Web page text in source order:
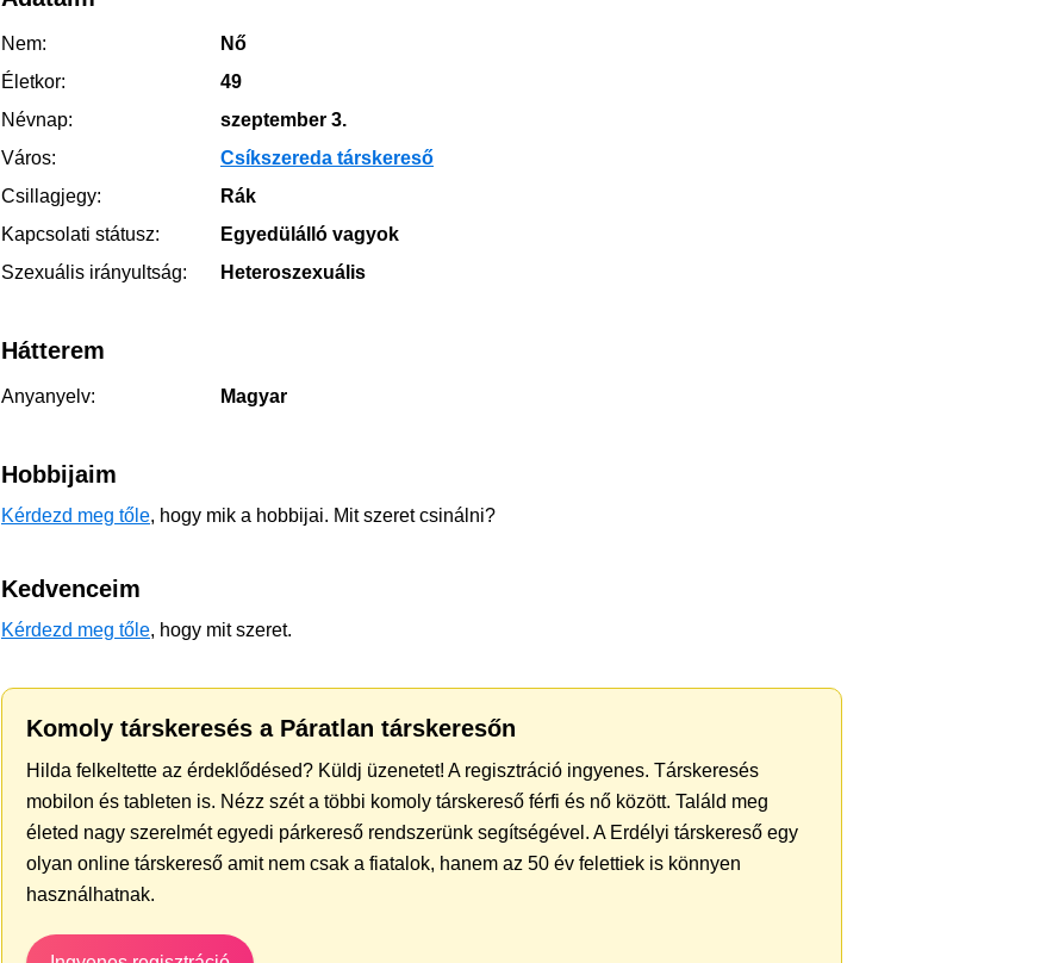
Nem:
Nő
Életkor:
49
Névnap:
szeptember 3.
Város:
Csíkszereda társkereső
Csillagjegy:
Rák
Kapcsolati státusz:
Egyedülálló vagyok
Szexuális irányultság:
Heteroszexuális
Hátterem
Anyanyelv: Magyar
Hobbijaim
Kérdezd meg tőle, hogy mik a hobbijai. Mit szeret csinálni?
Kedvenceim
Kérdezd meg tőle, hogy mit szeret.
Komoly társkeresés a Páratlan társkeresőn
Hilda felkeltette az érdeklődésed? Küldj üzenetet! A regisztráció ingyenes. Társkeresés
mobilon és tableten is. Nézz szét a többi komoly társkereső férfi és nő között. Találd meg
életed nagy szerelmét egyedi párkereső rendszerünk segítségével. A Erdélyi társkereső egy
olyan online társkereső amit nem csak a fiatalok, hanem az 50 év felettiek is könnyen
használhatnak.